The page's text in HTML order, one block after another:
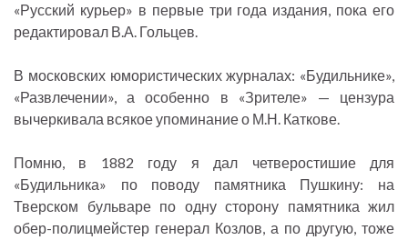
«Русский курьер» в первые три года издания, пока его
редактировал В.А. Гольцев.
В московских юмористических журналах: «Будильнике»,
«Развлечении», а особенно в «Зрителе» — цензура
вычеркивала всякое упоминание о М.Н. Каткове.
Помню, в 1882 году я дал четверостишие для
«Будильника» по поводу памятника Пушкину: на
Тверском бульваре по одну сторону памятника жил
обер-полицмейстер генерал Козлов, а по другую, тоже